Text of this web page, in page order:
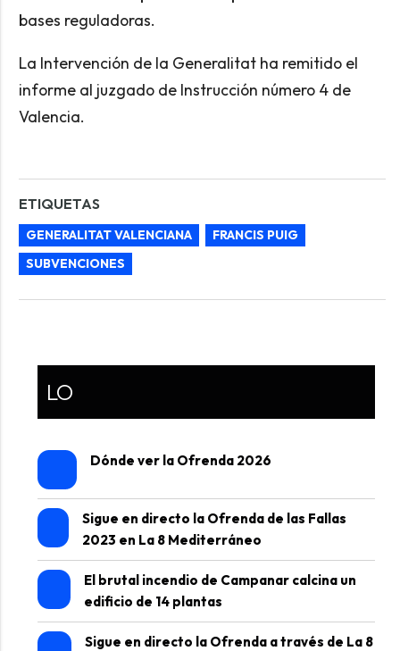
bases reguladoras.
La Intervención de la Generalitat ha remitido el
informe al juzgado de Instrucción número 4 de
Valencia.
ETIQUETAS
GENERALITAT VALENCIANA
FRANCIS PUIG
SUBVENCIONES
LO
Dónde ver la Ofrenda 2026
Sigue en directo la Ofrenda de las Fallas
2023 en La 8 Mediterráneo
El brutal incendio de Campanar calcina un
edificio de 14 plantas
Sigue en directo la Ofrenda a través de La 8